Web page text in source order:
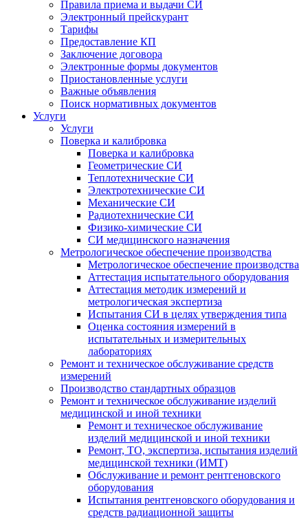
Правила приема и выдачи СИ
Электронный прейскурант
Тарифы
Предоставление КП
Заключение договора
Электронные формы документов
Приостановленные услуги
Важные объявления
Поиск нормативных документов
Услуги
Услуги
Поверка и калибровка
Поверка и калибровка
Геометрические СИ
Теплотехнические СИ
Электротехнические СИ
Механические СИ
Радиотехнические СИ
Физико-химические СИ
СИ медицинского назначения
Метрологическое обеспечение производства
Метрологическое обеспечение производства
Аттестация испытательного оборудования
Аттестация методик измерений и
метрологическая экспертиза
Испытания СИ в целях утверждения типа
Оценка состояния измерений в
испытательных и измерительных
лабораториях
Ремонт и техническое обслуживание средств
измерений
Производство стандартных образцов
Ремонт и техническое обслуживание изделий
медицинской и иной техники
Ремонт и техническое обслуживание
изделий медицинской и иной техники
Ремонт, ТО, экспертиза, испытания изделий
медицинской техники (ИМТ)
Обслуживание и ремонт рентгеновского
оборудования
Испытания рентгеновского оборудования и
средств радиационной защиты